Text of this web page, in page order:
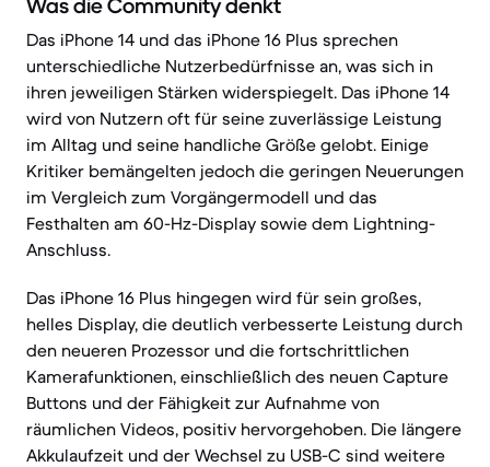
Was die Community denkt
Das iPhone 14 und das iPhone 16 Plus sprechen
unterschiedliche Nutzerbedürfnisse an, was sich in
ihren jeweiligen Stärken widerspiegelt. Das iPhone 14
wird von Nutzern oft für seine zuverlässige Leistung
im Alltag und seine handliche Größe gelobt. Einige
Kritiker bemängelten jedoch die geringen Neuerungen
im Vergleich zum Vorgängermodell und das
Festhalten am 60-Hz-Display sowie dem Lightning-
Anschluss.
Das iPhone 16 Plus hingegen wird für sein großes,
helles Display, die deutlich verbesserte Leistung durch
den neueren Prozessor und die fortschrittlichen
Kamerafunktionen, einschließlich des neuen Capture
Buttons und der Fähigkeit zur Aufnahme von
räumlichen Videos, positiv hervorgehoben. Die längere
Akkulaufzeit und der Wechsel zu USB-C sind weitere